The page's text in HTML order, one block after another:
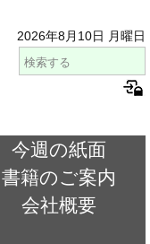
2026年8月10日 月曜日
今週の紙面
書籍のご案内
会社概要